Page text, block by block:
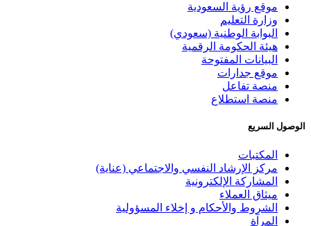
موقع رؤية السعودية
وزارة التعليم
البوابة الوطنية (سعودي)
هيئة الحكومة الرقمية
البيانات المفتوحة
موقع جدارات
منصة تفاعل
منصة استطلاع
الوصول السريع
المكتبات
مركز الإرشاد النفسي والاجتماعي (عناية)
المشاركة الإلكترونية
ميثاق العملاء
الشروط والأحكام و إخلاء المسؤولية
المرآة